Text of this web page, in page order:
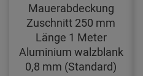
Mauerabdeckung
Zuschnitt 250 mm
Länge 1 Meter
Aluminium walzblank
0,8 mm (Standard)